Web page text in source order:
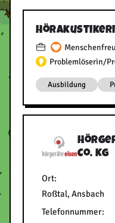
Problemlöserin/
Ausbildung
Co. KG
Ort:
Roßtal, Ansbach
Telefonnummer: